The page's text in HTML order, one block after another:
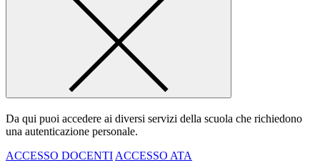
Da qui puoi accedere ai diversi servizi della scuola che richiedono
una autenticazione personale.
ACCESSO DOCENTI ACCESSO ATA